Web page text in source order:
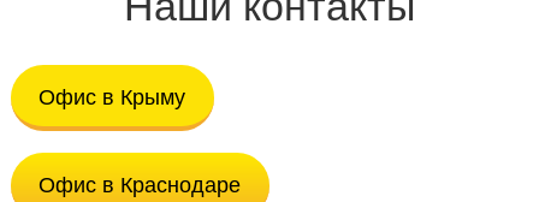
Офис в Крыму
Офис в Краснодаре